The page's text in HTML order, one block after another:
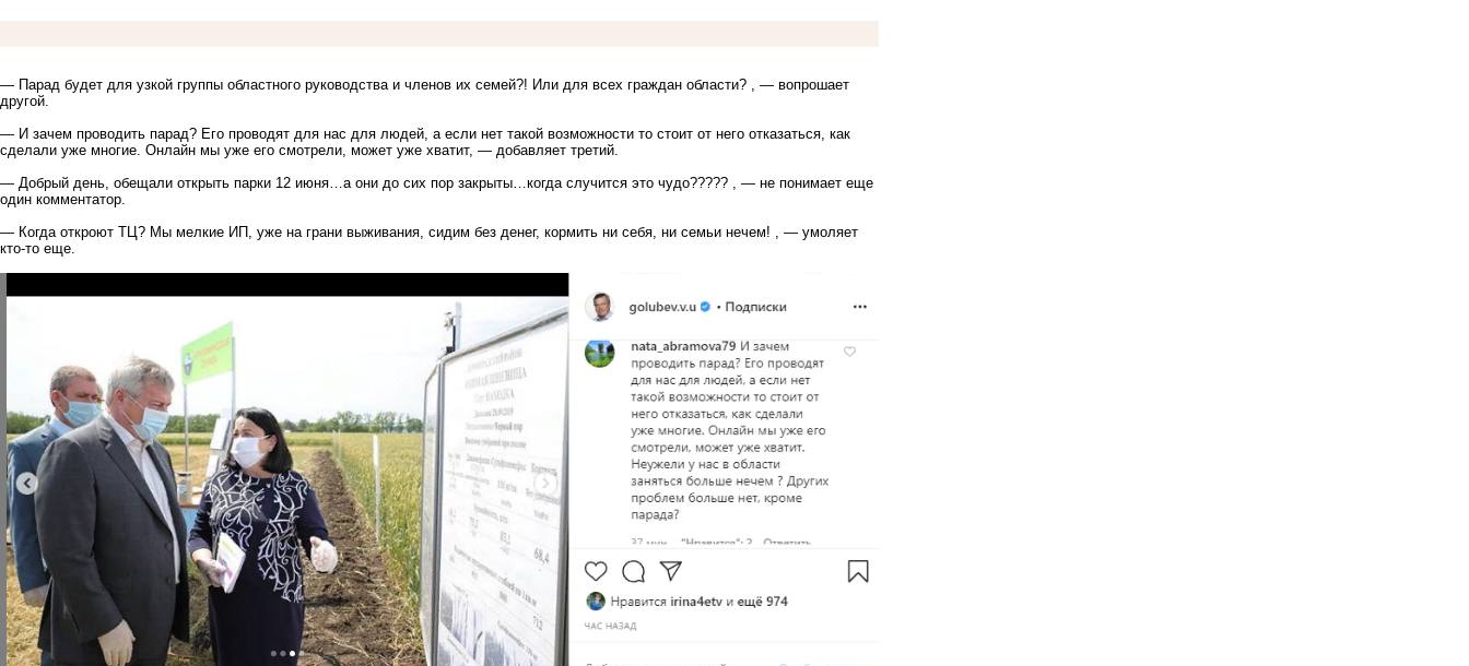
— Парад будет для узкой группы областного руководства и членов их семей?! Или для всех граждан области? , — вопрошает
другой.
— И зачем проводить парад? Его проводят для нас для людей, а если нет такой возможности то стоит от него отказаться, как
сделали уже многие. Онлайн мы уже его смотрели, может уже хватит, — добавляет третий.
— Добрый день, обещали открыть парки 12 июня…а они до сих пор закрыты…когда случится это чудо????? , — не понимает еще
один комментатор.
— Когда откроют ТЦ? Мы мелкие ИП, уже на грани выживания, сидим без денег, кормить ни себя, ни семьи нечем! , — умоляет
кто-то еще.